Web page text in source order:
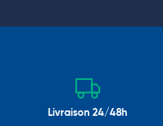
Livraison 24/48h